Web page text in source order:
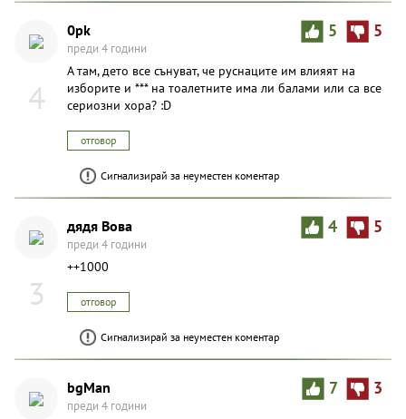
4
5 5
0pk
преди 4 години
А там, дето все сънуват, че руснаците им влияят на
изборите и *** на тоалетните има ли балами или са все
сериозни хора? :D
отговор
Сигнализирай за неуместен коментар
3
4 5
дядя Вова
преди 4 години
++1000
отговор
Сигнализирай за неуместен коментар
7 3
bgMan
преди 4 години